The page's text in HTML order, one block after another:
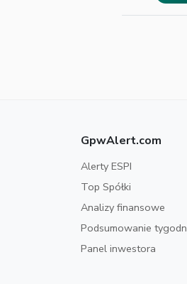
GpwAlert.com
Alerty ESPI
Top Spółki
Analizy finansowe
Podsumowanie
Panel inwestora